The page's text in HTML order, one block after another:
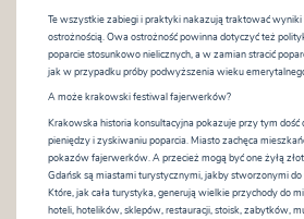
Te wszystkie zabiegi i praktyki nakazują traktować wyniki
ostrożnością. Owa ostrożność powinna dotyczyć też
poparcie stosunkowo nielicznych, a w zamian stracić
jak w przypadku próby podwyższenia wieku
A może krakowski festiwal fajerwerków?
Krakowska historia konsultacyjna pokazuje przy tym
pieniędzy i zyskiwaniu poparcia. Miasto zachęca
pokazów fajerwerków. A przecież mogą być one żyłą
Gdańsk są miastami turystycznymi, jakby stworzonymi
Które, jak cała turystyka, generują wielkie przychody do
hoteli, hotelików, sklepów, restauracji, stoisk, zabytków,